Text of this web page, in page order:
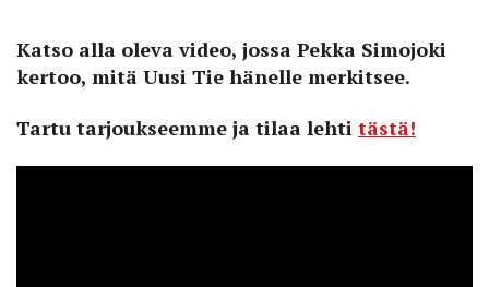
Katso alla oleva video, jossa Pekka Simojoki
kertoo, mitä Uusi Tie hänelle merkitsee.
Tartu tarjoukseemme ja tilaa lehti tästä!